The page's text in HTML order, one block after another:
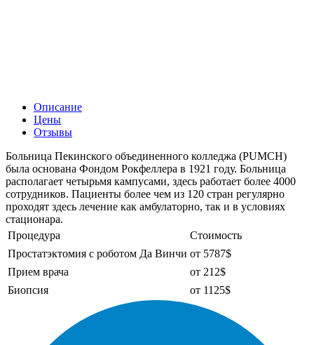
Описание
Цены
Отзывы
Больница Пекинского объединенного колледжа (PUMCH)
была основана Фондом Рокфеллера в 1921 году. Больница
располагает четырьмя кампусами, здесь работает более 4000
сотрудников. Пациенты более чем из 120 стран регулярно
проходят здесь лечение как амбулаторно, так и в условиях
стационара.
Процедура
Стоимость
Простатэктомия с роботом Да Винчи от 5787$
Прием врача
от 212$
Биопсия
от 1125$